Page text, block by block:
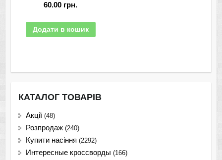
60.00 грн.
Додати в кошик
КАТАЛОГ ТОВАРІВ
Акції (48)
Розпродаж (240)
Купити насіння (2292)
Интересные кроссворды (166)